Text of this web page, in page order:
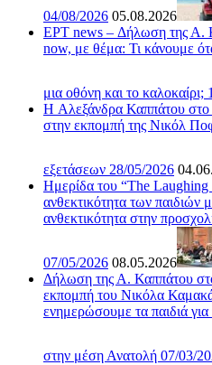
04/08/2026 05.08.2026
ΕΡΤ news – Δήλωση της Α.
now, με θέμα: Τι κάνουμε
μια οθόνη και το
H Αλεξάνδρα Καππάτου στο
στην εκπομπή της Νικόλ
εξετάσεων 28/05/2026
Ημερίδα του “The Laughing
ανθεκτικότητα των
ανθεκτικότητα στην
07/05/2026 08.05.2026
Δήλωση της Α. Καππάτου
εκπομπή του Νικόλα
ενημερώσουμε τα παιδιά
στην μέση Ανατολή 07/03/